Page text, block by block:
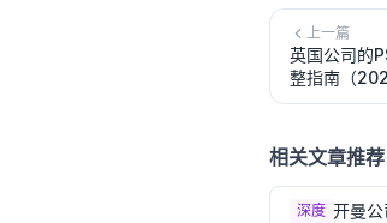
上一篇
英国公司的
整指南（
相关文章推荐
深度 开曼